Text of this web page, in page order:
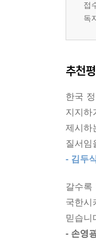
C. 교
접
독
추천평
한국
지지
제시하
질서임
- 김두
갈수록
국한시
믿습니
- 손영